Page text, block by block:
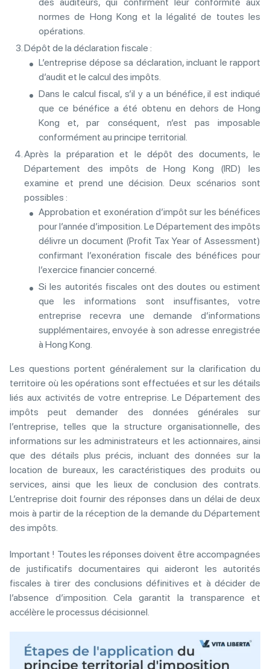
des auditeurs, qui confirment leur conformité aux
normes de Hong Kong et la légalité de toutes les
opérations.
Dépôt de la déclaration fiscale :
L’entreprise dépose sa déclaration, incluant le rapport
d’audit et le calcul des impôts.
Dans le calcul fiscal, s’il y a un bénéfice, il est indiqué
que ce bénéfice a été obtenu en dehors de Hong
Kong et, par conséquent, n’est pas imposable
conformément au principe territorial.
Après la préparation et le dépôt des documents, le
Département des impôts de Hong Kong (IRD) les
examine et prend une décision. Deux scénarios sont
possibles :
Approbation et exonération d’impôt sur les bénéfices
pour l’année d’imposition. Le Département des impôts
délivre un document (Profit Tax Year of Assessment)
confirmant l’exonération fiscale des bénéfices pour
l’exercice financier concerné.
Si les autorités fiscales ont des doutes ou estiment
que les informations sont insuffisantes, votre
entreprise recevra une demande d’informations
supplémentaires, envoyée à son adresse enregistrée
à Hong Kong.
Les questions portent généralement sur la clarification du
territoire où les opérations sont effectuées et sur les détails
liés aux activités de votre entreprise. Le Département des
impôts peut demander des données générales sur
l’entreprise, telles que la structure organisationnelle, des
informations sur les administrateurs et les actionnaires, ainsi
que des détails plus précis, incluant des données sur la
location de bureaux, les caractéristiques des produits ou
services, ainsi que les lieux de conclusion des contrats.
L’entreprise doit fournir des réponses dans un délai de deux
mois à partir de la réception de la demande du Département
des impôts.
Important ! Toutes les réponses doivent être accompagnées
de justificatifs documentaires qui aideront les autorités
fiscales à tirer des conclusions définitives et à décider de
l’absence d’imposition. Cela garantit la transparence et
accélère le processus décisionnel.